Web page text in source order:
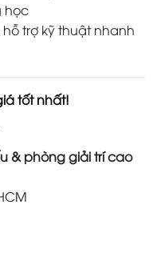
học
hỗ trợ kỹ thuật nhanh
tốt nhất!
& phòng giải trí cao